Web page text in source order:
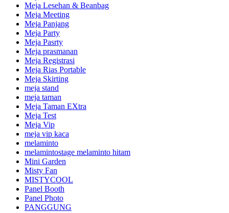
Meja Lesehan & Beanbag
Meja Meeting
Meja Panjang
Meja Party
Meja Pasrty
Meja prasmanan
Meja Registrasi
Meja Rias Portable
Meja Skirting
meja stand
meja taman
Meja Taman EXtra
Meja Test
Meja Vip
meja vip kaca
melaminto
melamintostage melaminto hitam
Mini Garden
Misty Fan
MISTYCOOL
Panel Booth
Panel Photo
PANGGUNG